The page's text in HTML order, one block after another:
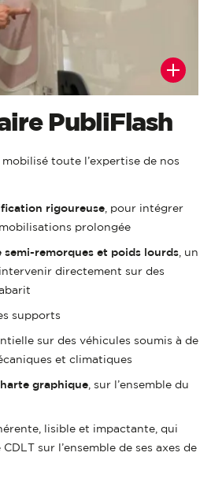
PubliFlash
toute l’expertise de nos
rigoureuse , pour intégrer
prolongée
semi-remorques et poids lourds , un
directement sur des
supports
sur des véhicules soumis à de
et climatiques
graphique , sur l’ensemble du
lisible et impactante, qui
sur l’ensemble de ses axes de